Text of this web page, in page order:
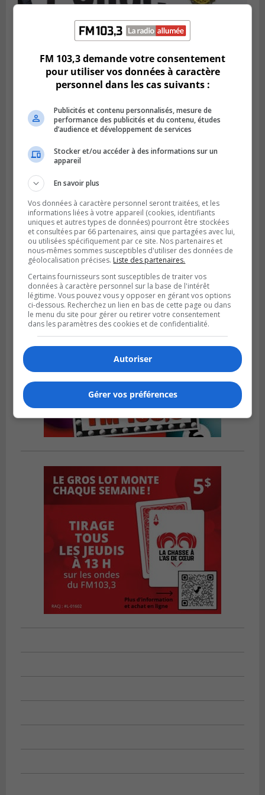
Publié le 6 août 2026 à 05h39
La grenade du camping du lac Cristal était
inoffensive
Publié le 5 août 2026 à 09h42
La SQ lance un appel à la population pour
retrouver un homme disparu
FM 103,3 demande votre consentement
pour utiliser vos données à caractère
personnel dans les cas suivants :
Publicités et contenu personnalisés, mesure de
performance des publicités et du contenu, études
d’audience et développement de services
Stocker et/ou accéder à des informations sur un
appareil
En savoir plus
Vos données à caractère personnel seront traitées, et les
informations liées à votre appareil (cookies, identifiants
uniques et autres types de données) pourront être stockées
et consultées par 66 partenaires, ainsi que partagées avec lui,
ou utilisées spécifiquement par ce site. Nos partenaires et
nous-mêmes sommes susceptibles d'utiliser des données de
géolocalisation précises. Liste des partenaires.
Certains fournisseurs sont susceptibles de traiter vos
données à caractère personnel sur la base de l'intérêt
légitime. Vous pouvez vous y opposer en gérant vos options
ci-dessous. Recherchez un lien en bas de cette page ou dans
le menu du site pour gérer ou retirer votre consentement
dans les paramètres des cookies et de confidentialité.
Autoriser
Gérer vos préférences